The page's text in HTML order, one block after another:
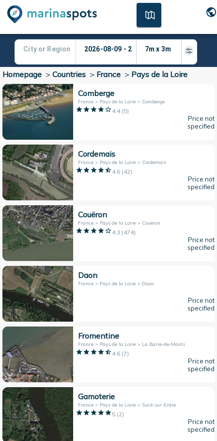
Homepage > Countries > France > Pays de la Loire
Comberge
France > Pays de la Loire > Comberge
4.4(5)
Price not
specified
Cordemais
France > Pays de la Loire > Cordemais
4.6(42)
Price not
specified
Couëron
France > Pays de la Loire > Couëron
4.3 (474)
Price not
specified
Daon
France > Pays de la Loire > Daon
Price not
specified
Fromentine
France > Pays de la Loire > La Barre-de-Monts
4.6(7)
Price not
specified
Gamoterie
France > Pays de la Loire > Sucé-sur-Erdre
5(2)
Price not
specified